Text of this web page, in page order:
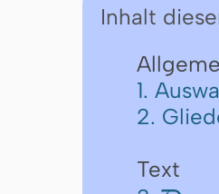
Inhalt
1.
2.
Text